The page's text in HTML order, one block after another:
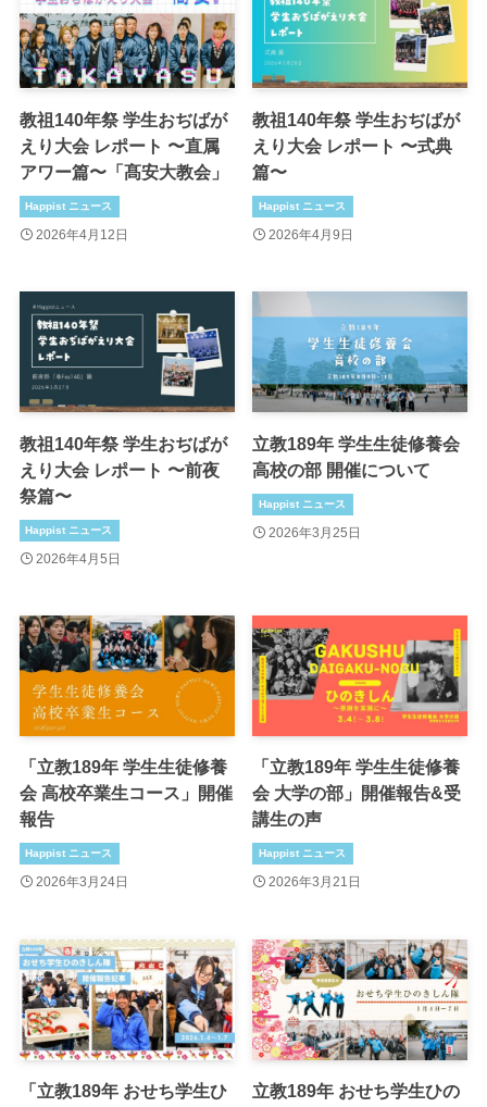
教祖140年祭 学生おぢばが
えり大会 レポート 〜直属
アワー篇〜「髙安大教会」
2026年4月12日
Happist ニュース
教祖140年祭 学生おぢばが
えり大会 レポート 〜式典
篇〜
2026年4月9日
Happist ニュース
教祖140年祭 学生おぢばが
えり大会 レポート 〜前夜
祭篇〜
2026年4月5日
Happist ニュース
立教189年 学生生徒修養会
高校の部 開催について
2026年3月25日
Happist ニュース
「立教189年 学生生徒修養
会 高校卒業生コース」開催
報告
2026年3月24日
Happist ニュース
「立教189年 学生生徒修養
会 大学の部」開催報告&受
講生の声
2026年3月21日
Happist ニュース
「立教189年 おせち学生ひ 立教189年 おせち学生ひの